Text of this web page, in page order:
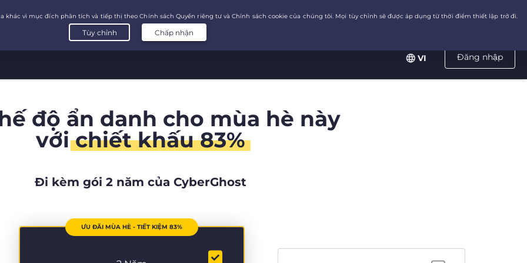
Đăng nhập
VI
độ ẩn danh cho mùa hè này
vớichiết khấu 83%
Đi kèm gói 2 năm của CyberGhost
ƯU ĐÃI MÙA HÈ - TIẾT KIỆM 83%